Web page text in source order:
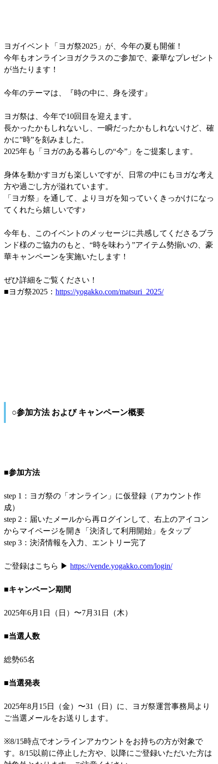
ヨガイベント「ヨガ祭2025」が、今年の夏も開催！
今年もオンラインヨガクラスのご参加で、豪華なプレゼント
が当たります！
今年のテーマは、『時の中に、身を浸す』
ヨガ祭は、今年で10回目を迎えます。
長かったかもしれないし、一瞬だったかもしれないけど、確
かに”時”を刻みました。
2025年も「ヨガのある暮らしの“今”」をご提案します。
身体を動かすヨガも楽しいですが、日常の中にもヨガな考え
方や過ごし方が溢れています。
「ヨガ祭」を通して、よりヨガを知っていくきっかけになっ
てくれたら嬉しいです♪
今年も、このイベントのメッセージに共感してくださるブラ
ンド様のご協力のもと、“時を味わう”アイテム勢揃いの、豪
華キャンペーンを実施いたします！
ぜひ詳細をご覧ください！
■ヨガ祭2025： https://yogakko.com/matsuri_2025/
○参加方法 および キャンペーン概要
■参加方法
step 1：ヨガ祭の「オンライン」に仮登録（アカウント作
成）
step 2：届いたメールから再ログインして、右上のアイコン
からマイページを開き「決済して利用開始」をタップ
step 3：決済情報を入力、エントリー完了
ご登録はこちら ▶︎ https://vende.yogakko.com/login/
■キャンペーン期間
2025年6月1日（日）〜7月31日（木）
■当選人数
総勢65名
■当選発表
2025年8月15日（金）〜31（日）に、ヨガ祭運営事務局より
ご当選メールをお送りします。
※8/15時点でオンラインアカウントをお持ちの方が対象で
す。8/15以前に停止した方や、以降にご登録いただいた方は